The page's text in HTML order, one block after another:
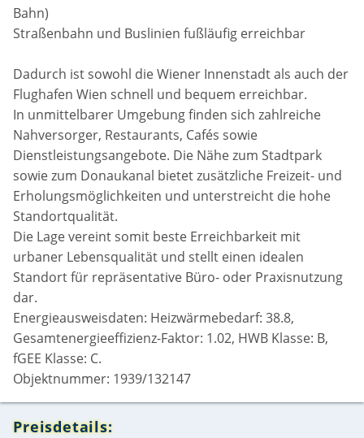
Bahn)
Straßenbahn und Buslinien fußläufig erreichbar
Dadurch ist sowohl die Wiener Innenstadt als auch der
Flughafen Wien schnell und bequem erreichbar.
In unmittelbarer Umgebung finden sich zahlreiche
Nahversorger, Restaurants, Cafés sowie
Dienstleistungsangebote. Die Nähe zum Stadtpark
sowie zum Donaukanal bietet zusätzliche Freizeit- und
Erholungsmöglichkeiten und unterstreicht die hohe
Standortqualität.
Die Lage vereint somit beste Erreichbarkeit mit
urbaner Lebensqualität und stellt einen idealen
Standort für repräsentative Büro- oder Praxisnutzung
dar.
Energieausweisdaten: Heizwärmebedarf: 38.8,
Gesamtenergieeffizienz-Faktor: 1.02, HWB Klasse: B,
fGEE Klasse: C.
Objektnummer: 1939/132147
Preisdetails: